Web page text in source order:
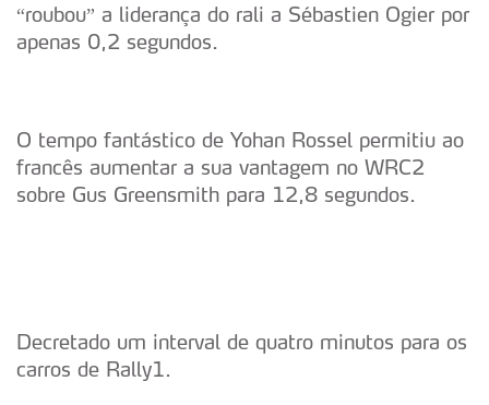
“roubou” a liderança do rali a Sébastien Ogier por
apenas 0,2 segundos.
O tempo fantástico de Yohan Rossel permitiu ao
francês aumentar a sua vantagem no WRC2
sobre Gus Greensmith para 12,8 segundos.
Decretado um interval de quatro minutos para os
carros de Rally1.